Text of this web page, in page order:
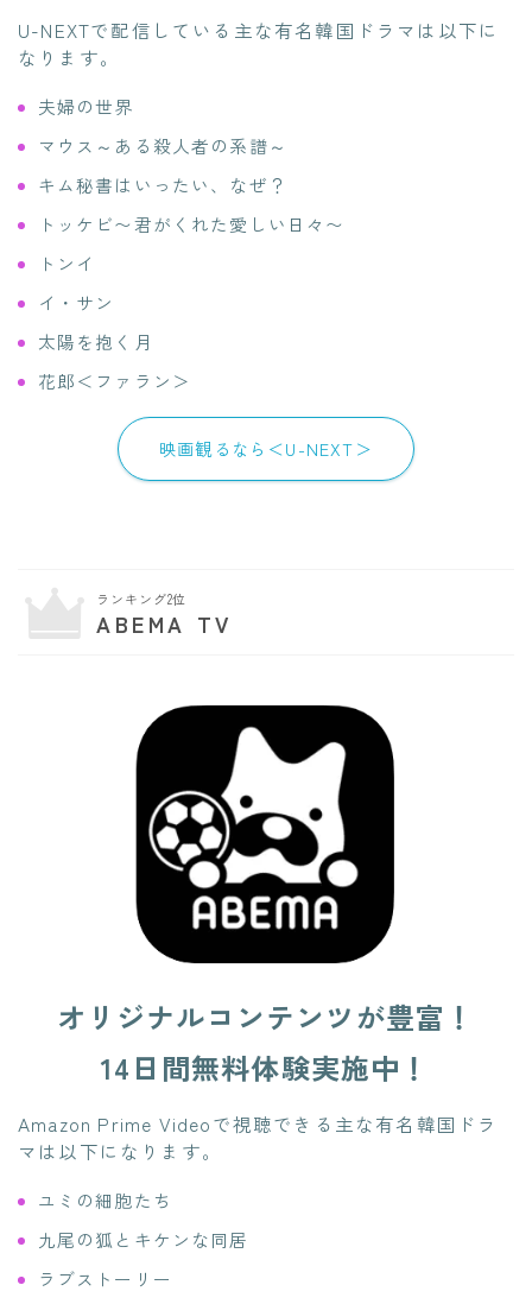
U-NEXTで配信している主な有名韓国ドラマは以下に
なります。
夫婦の世界
マウス～ある殺人者の系譜～
キム秘書はいったい、なぜ？
トッケビ〜君がくれた愛しい日々〜
トンイ
イ・サン
太陽を抱く月
花郎＜ファラン＞
映画観るなら＜U-NEXT＞
ランキング2位
ABEMA TV
オリジナルコンテンツが豊富！
14日間無料体験実施中！
Amazon Prime Videoで視聴できる主な有名韓国ドラ
マは以下になります。
ユミの細胞たち
九尾の狐とキケンな同居
ラブストーリー